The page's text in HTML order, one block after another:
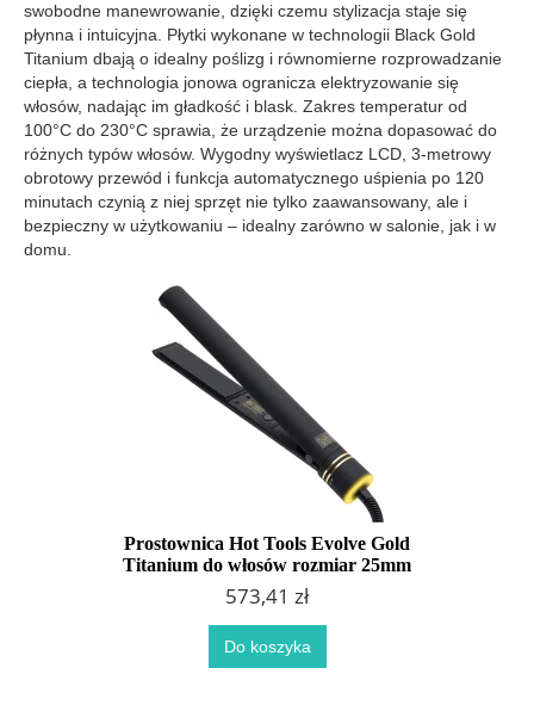
swobodne manewrowanie, dzięki czemu stylizacja staje się
płynna i intuicyjna. Płytki wykonane w technologii Black Gold
Titanium dbają o idealny poślizg i równomierne rozprowadzanie
ciepła, a technologia jonowa ogranicza elektryzowanie się
włosów, nadając im gładkość i blask. Zakres temperatur od
100°C do 230°C sprawia, że urządzenie można dopasować do
różnych typów włosów. Wygodny wyświetlacz LCD, 3-metrowy
obrotowy przewód i funkcja automatycznego uśpienia po 120
minutach czynią z niej sprzęt nie tylko zaawansowany, ale i
bezpieczny w użytkowaniu – idealny zarówno w salonie, jak i w
domu.
Prostownica Hot Tools Evolve Gold
Titanium do włosów rozmiar 25mm
573,41 zł
Do koszyka